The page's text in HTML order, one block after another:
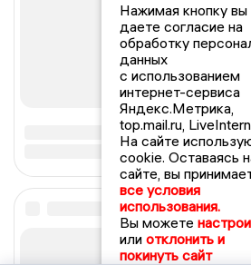
Нажимая кнопку вы
даете согласие на
обработку
данных
с использованием
интернет-сервиса
Яндекс.Метрика,
top.mail.ru,
На сайте
cookie. Оставаясь
сайте, вы
все условия
использования.
Вы можете
или отклонить и
покинуть сайт